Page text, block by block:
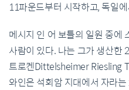
11파운드부터 시작하고, 독일
메시지 인 어 보틀의 일원 중에
사람이 있다. 나는 그가 생산한
트로켄Dittelsheimer Riesling
와인은 석회암 지대에서 자라